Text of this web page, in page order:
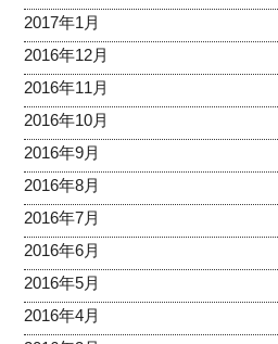
2017年1月
2016年12月
2016年11月
2016年10月
2016年9月
2016年8月
2016年7月
2016年6月
2016年5月
2016年4月